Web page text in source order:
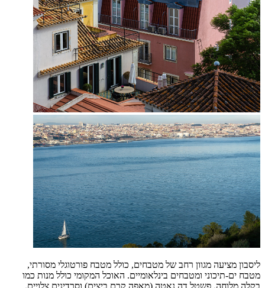
ליסבון מציעה מגוון רחב של מטבחים, כולל מטבח פורטוגלי מסורתי,
מטבח ים-תיכוני ומטבחים בינלאומיים. האוכל המקומי כולל מנות כמו